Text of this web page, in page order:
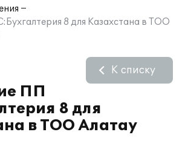
8 для Казахстана в ТОО
ПП
8 для
в ТОО Алатау
К списку